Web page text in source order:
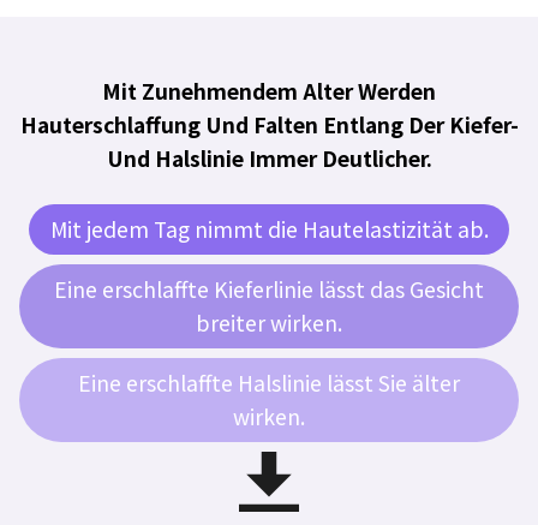
Mit Zunehmendem Alter Werden
Hauterschlaffung Und Falten Entlang Der Kiefer-
Und Halslinie Immer Deutlicher.
Mit jedem Tag nimmt die Hautelastizität ab.
Eine erschlaffte Kieferlinie lässt das Gesicht
breiter wirken.
Eine erschlaffte Halslinie lässt Sie älter
wirken.